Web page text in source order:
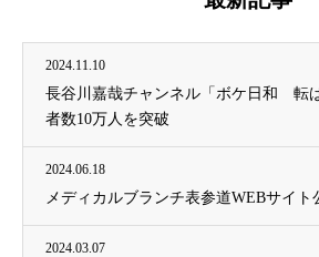
2024.11.10
長谷川嘉哉チャンネル「ボケ日和 転
者数10万人を突破
2024.06.18
メディカルブランチ表参道WEBサイト
2024.03.07